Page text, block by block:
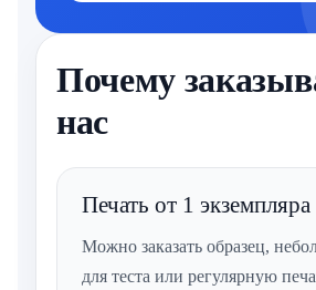
Почему
нас
Печать от 1 экземпляра
Можно заказать образец,
для теста или регулярную